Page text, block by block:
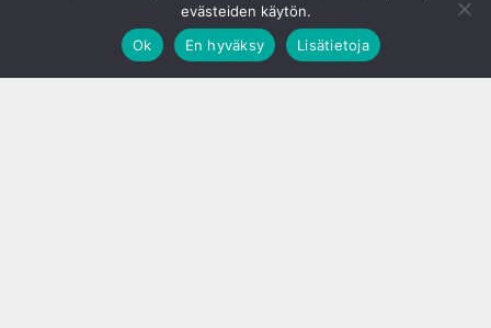
evästeiden käytön.
Ok
En hyväksy Lisätietoja